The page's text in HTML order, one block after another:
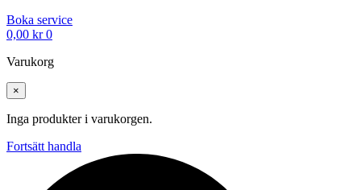
Boka service
0,00 kr 0
Varukorg
×
Inga produkter i varukorgen.
Fortsätt handla